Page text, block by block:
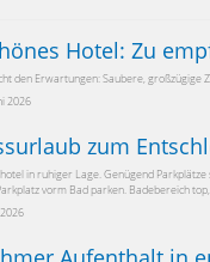
Hotel: Zu
den Erwartungen: Saubere, großzügige
2026
zum
in ruhiger Lage. Genügend
vorm Bad parken. Badebereich top,